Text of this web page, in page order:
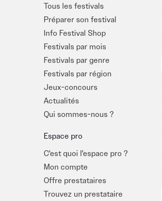
Tous les festivals
Préparer son festival
Info Festival Shop
Festivals par mois
Festivals par genre
Festivals par région
Jeux-concours
Actualités
Qui sommes-nous ?
Espace pro
C'est quoi l'espace pro ?
Mon compte
Offre prestataires
Trouvez un prestataire